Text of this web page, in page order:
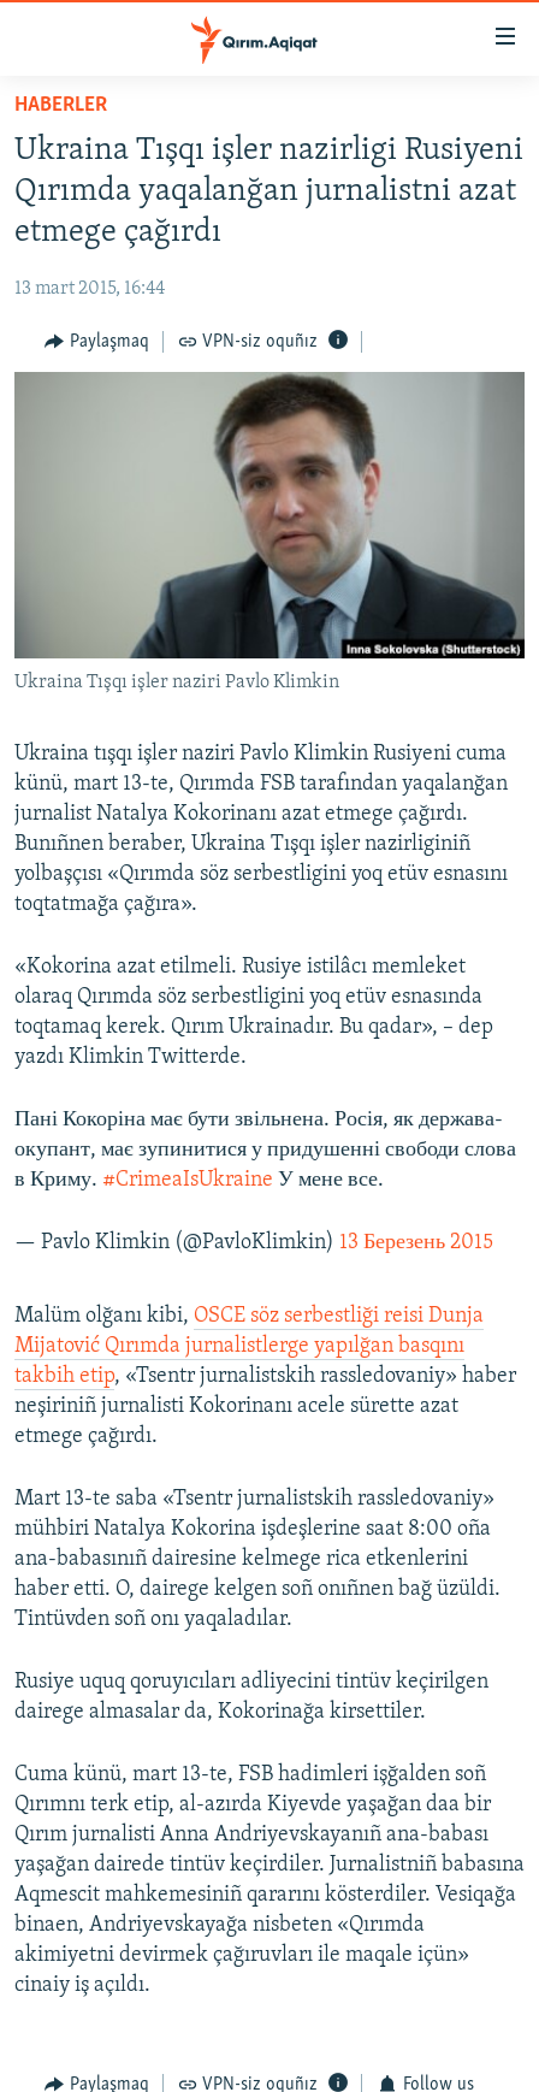
Esas
qaytmaq
Baş
navigatsiyağa
qaytmaq
Qıdıruvğa
HABERLER
İQTİSADİYAT
MEDENİYET
İNSAN AQLARI
QOŞULIÑIZ!
RFE/RS bütün saytları
HABERLER
Ukraina Tışqı işler nazirligi Rusiyeni
Qırımda yaqalanğan jurnalistni azat
etmege çağırdı
13 mart 2015, 16:44
Paylaşmaq VPN-siz oquñız
Ukraina Tışqı işler naziri Pavlo Klimkin
Ukraina tışqı işler naziri Pavlo Klimkin Rusiyeni cuma
künü, mart 13-te, Qırımda FSB tarafından yaqalanğan
jurnalist Natalya Kokorinanı azat etmege çağırdı.
Bunıñnen beraber, Ukraina Tışqı işler nazirliginiñ
yolbaşçısı «Qırımda söz serbestligini yoq etüv esnasını
toqtatmağa çağıra».
«Kokorina azat etilmeli. Rusiye istilâcı memleket
olaraq Qırımda söz serbestligini yoq etüv esnasında
toqtamaq kerek. Qırım Ukrainadır. Bu qadar», – dep
yazdı Klimkin Twitterde.
Пані Кокоріна має бути звільнена. Росія, як держава-
окупант, має зупинитися у придушенні свободи слова
в Криму. #CrimeaIsUkraine У мене все.
— Pavlo Klimkin (@PavloKlimkin) 13 Березень 2015
Malüm olğanı kibi, OSCE söz serbestliği reisi Dunja
Mijatović Qırımda jurnalistlerge yapılğan basqını
takbih etip, «Tsentr jurnalistskih rassledovaniy» haber
neşiriniñ jurnalisti Kokorinanı acele sürette azat
etmege çağırdı.
Mart 13-te saba «Tsentr jurnalistskih rassledovaniy»
mühbiri Natalya Kokorina işdeşlerine saat 8:00 oña
ana-babasınıñ dairesine kelmege rica etkenlerini
haber etti. O, dairege kelgen soñ onıñnen bağ üzüldi.
Tintüvden soñ onı yaqaladılar.
Rusiye uquq qoruyıcıları adliyecini tintüv keçirilgen
dairege almasalar da, Kokorinağa kirsettiler.
Cuma künü, mart 13-te, FSB hadimleri işğalden soñ
Qırımnı terk etip, al-azırda Kiyevde yaşağan daa bir
Qırım jurnalisti Anna Andriyevskayanıñ ana-babası
yaşağan dairede tintüv keçirdiler. Jurnalistniñ babasına
Aqmescit mahkemesiniñ qararını kösterdiler. Vesiqağa
binaen, Andriyevskayağa nisbeten «Qırımda
akimiyetni devirmek çağıruvları ile maqale içün»
cinaiy iş açıldı.
Paylaşmaq VPN-siz oquñız Follow us